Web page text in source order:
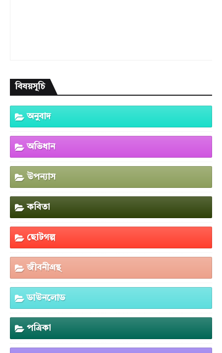
বিষয়সূচি
অনুবাদ
অভিধান
উপন্যাস
কবিতা
ছোটগল্প
জীবনীগ্রন্থ
ডাউনলোড
পত্রিকা